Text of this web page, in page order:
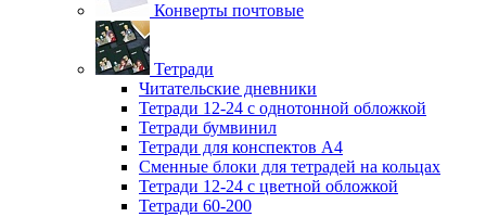
Конверты почтовые
Тетради
Читательские дневники
Тетради 12-24 с однотонной обложкой
Тетради бумвинил
Тетради для конспектов А4
Сменные блоки для тетрадей на кольцах
Тетради 12-24 с цветной обложкой
Тетради 60-200